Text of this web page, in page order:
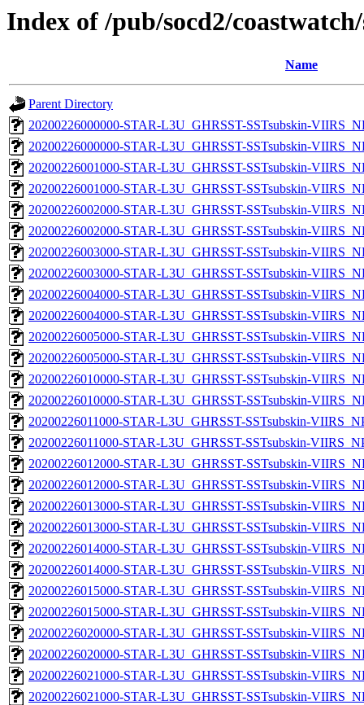
Index of /pub/socd2/
Name
Parent Directory
20200226000000-STAR-L3U_GHRSST-SSTsubskin-
20200226000000-STAR-L3U_GHRSST-SSTsubskin-
20200226001000-STAR-L3U_GHRSST-SSTsubskin-
20200226001000-STAR-L3U_GHRSST-SSTsubskin-
20200226002000-STAR-L3U_GHRSST-SSTsubskin-
20200226002000-STAR-L3U_GHRSST-SSTsubskin-
20200226003000-STAR-L3U_GHRSST-SSTsubskin-
20200226003000-STAR-L3U_GHRSST-SSTsubskin-
20200226004000-STAR-L3U_GHRSST-SSTsubskin-
20200226004000-STAR-L3U_GHRSST-SSTsubskin-
20200226005000-STAR-L3U_GHRSST-SSTsubskin-
20200226005000-STAR-L3U_GHRSST-SSTsubskin-
20200226010000-STAR-L3U_GHRSST-SSTsubskin-
20200226010000-STAR-L3U_GHRSST-SSTsubskin-
20200226011000-STAR-L3U_GHRSST-SSTsubskin-
20200226011000-STAR-L3U_GHRSST-SSTsubskin-
20200226012000-STAR-L3U_GHRSST-SSTsubskin-
20200226012000-STAR-L3U_GHRSST-SSTsubskin-
20200226013000-STAR-L3U_GHRSST-SSTsubskin-
20200226013000-STAR-L3U_GHRSST-SSTsubskin-
20200226014000-STAR-L3U_GHRSST-SSTsubskin-
20200226014000-STAR-L3U_GHRSST-SSTsubskin-
20200226015000-STAR-L3U_GHRSST-SSTsubskin-
20200226015000-STAR-L3U_GHRSST-SSTsubskin-
20200226020000-STAR-L3U_GHRSST-SSTsubskin-
20200226020000-STAR-L3U_GHRSST-SSTsubskin-
20200226021000-STAR-L3U_GHRSST-SSTsubskin-
20200226021000-STAR-L3U_GHRSST-SSTsubskin-